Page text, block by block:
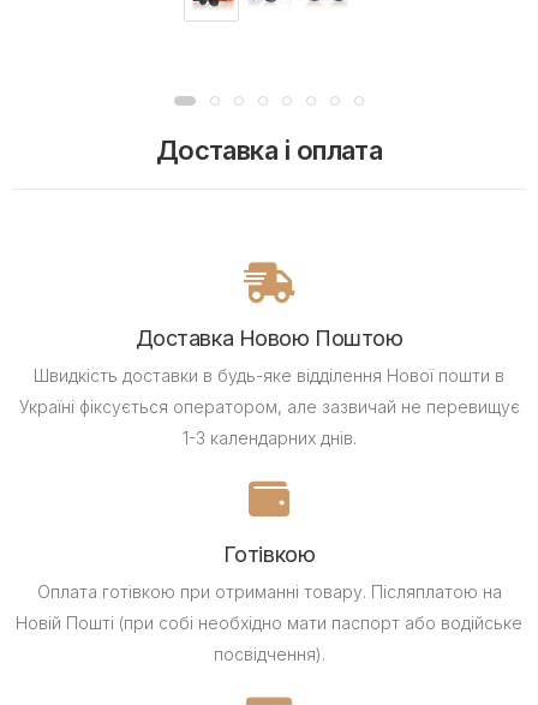
Доставка і оплата
Доставка Новою Поштою
Швидкість доставки в будь-яке відділення Нової пошти в
Україні фіксується оператором, але зазвичай не перевищує
1-3 календарних днів.
Готівкою
Оплата готівкою при отриманні товару. Післяплатою на
Новій Пошті (при собі необхідно мати паспорт або водійське
посвідчення).